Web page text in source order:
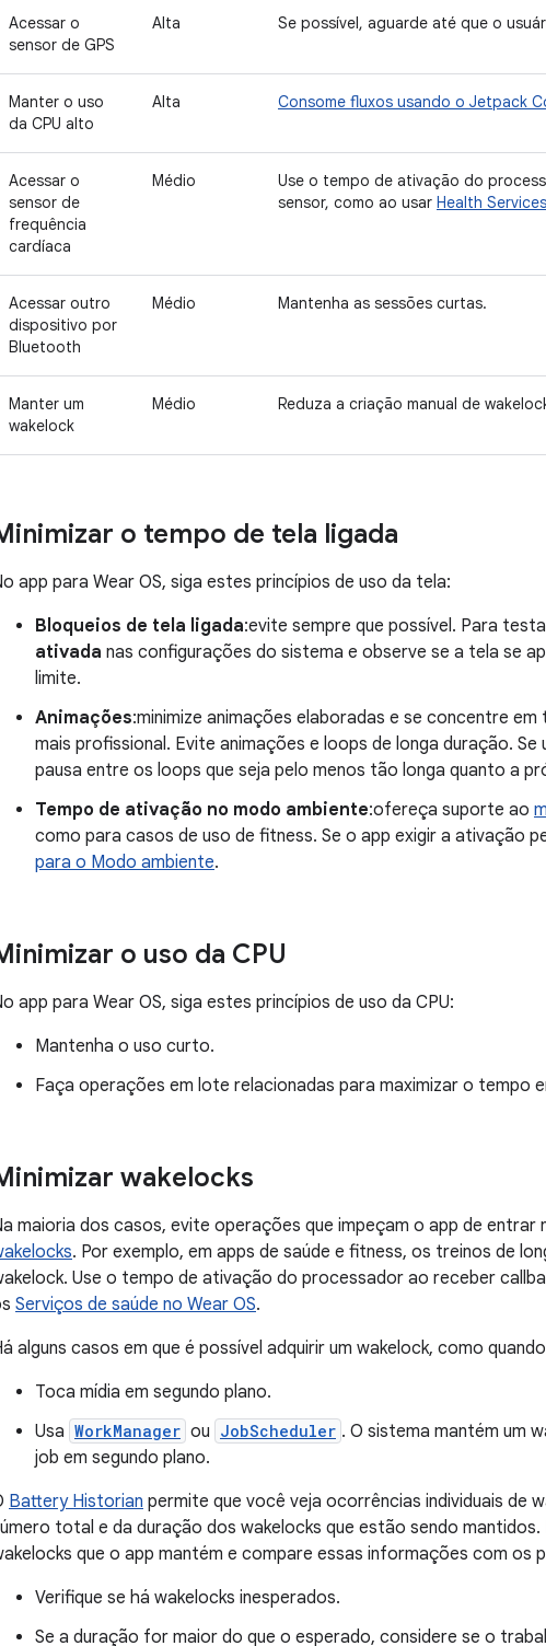
Acessar o
sensor de GPS
Alta Se possível, aguarde até que o
Manter o uso
da CPU alto
Alta Consome fluxos usando o Jetpack
Acessar o
sensor de
frequência
cardíaca
Médio
Use o tempo de ativação do
sensor, como ao usar Health
Acessar outro
dispositivo por
Bluetooth
Médio Mantenha as sessões curtas.
Manter um
wakelock
Médio Reduza a criação manual de
o tempo de tela ligada
app para Wear OS, siga estes princípios de uso da tela:
Bloqueios de tela ligada:evite sempre que possível. Para
ativada nas configurações do sistema e observe se a tela se
limite.
Animações:minimize animações elaboradas e se concentre
mais profissional. Evite animações e loops de longa duração.
pausa entre os loops que seja pelo menos tão longa quanto a
Tempo de ativação no modo ambiente:ofereça suporte ao
como para casos de uso de fitness. Se o app exigir a ativação
para o Modo ambiente.
o uso da CPU
app para Wear OS, siga estes princípios de uso da CPU:
Mantenha o uso curto.
Faça operações em lote relacionadas para maximizar o tempo
wakelocks
maioria dos casos, evite operações que impeçam o app de entrar
. Por exemplo, em apps de saúde e fitness, os treinos de
Use o tempo de ativação do processador ao receber
Serviços de saúde no Wear OS.
alguns casos em que é possível adquirir um wakelock, como
Toca mídia em segundo plano.
Usa WorkManager ou JobScheduler . O sistema mantém um
job em segundo plano.
Battery Historian permite que você veja ocorrências individuais de
total e da duração dos wakelocks que estão sendo
que o app mantém e compare essas informações com os
Verifique se há wakelocks inesperados.
Se a duração for maior do que o esperado, considere se o